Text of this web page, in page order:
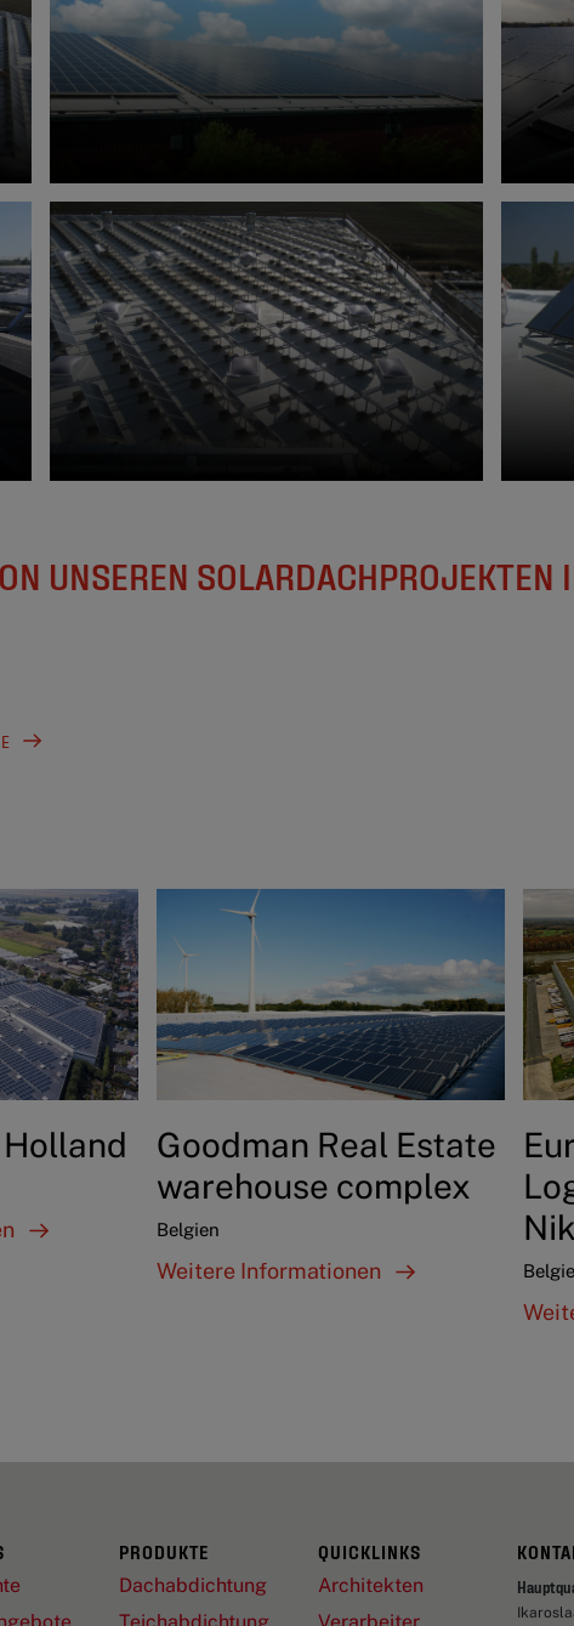
UNSEREN SOLARDACHPROJEKTEN
Holland
Goodman Real Estate
warehouse complex
Belgien
Weitere Informationen
PRODUKTE
Dachabdichtung
QUICKLINKS
Architekten